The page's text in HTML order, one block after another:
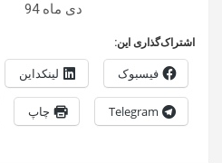
دی ماه 94
اشتراک‌گذاری این:
فیسبوک لینکداین
Telegram چاپ